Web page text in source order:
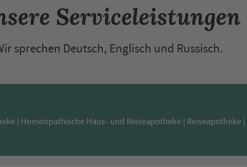
Serviceleistungen
sprechen Deutsch, Englisch und Russisch.
Homöopathische Haus- und Reiseapotheke Reiseapotheke